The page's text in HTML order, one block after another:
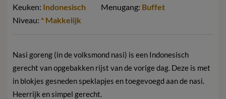
Keuken: Indonesisch Menugang: Buffet
Niveau: * Makkelijk
Nasi goreng (in de volksmond nasi) is een Indonesisch
gerecht van opgebakken rijst van de vorige dag. Deze is met
in blokjes gesneden speklapjes en toegevoegd aan de nasi.
Heerrijk en simpel gerecht.